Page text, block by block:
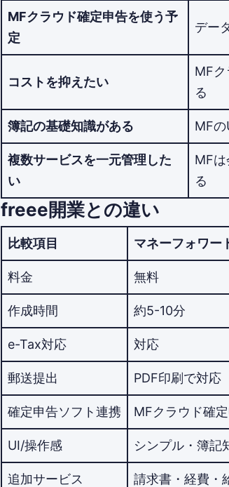
MFクラウド確定申告を使う予
定
デー
コストを抑えたい
MF
る
簿記の基礎知識がある MF
複数サービスを一元管理した
い
MF
る
freee開業との違い
比較項目 マネーフォワー
料金 無料
作成時間 約5-10分
e-Tax対応 対応
郵送提出 PDF印刷で対応
確定申告ソフト連携 MFクラウド確
UI/操作感 シンプル・簿記
追加サービス 請求書・経費・